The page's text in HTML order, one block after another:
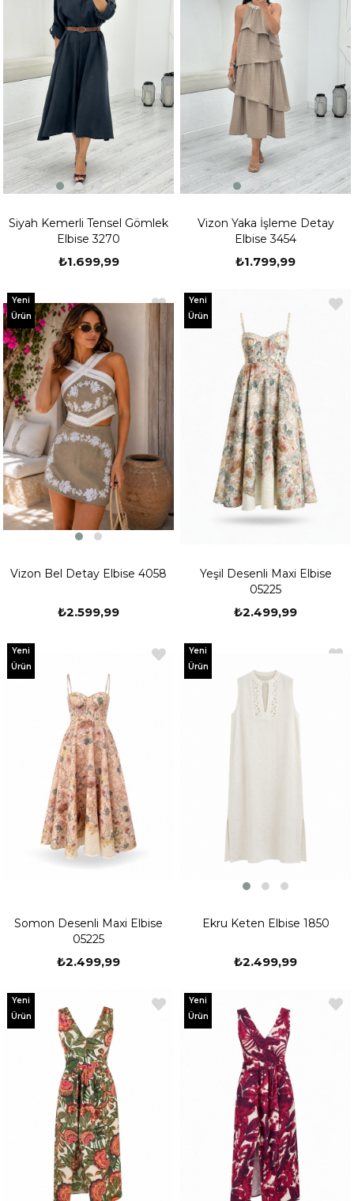
Siyah Kemerli Tensel Gömlek
Elbise 3270
₺1.699,99
Vizon Yaka İşleme Detay
Elbise 3454
₺1.799,99
Vizon Bel Detay Elbise 4058
₺2.599,99
Yeni
Ürün
Yeşil Desenli Maxi Elbise
05225
₺2.499,99
Yeni
Ürün
Somon Desenli Maxi Elbise
05225
₺2.499,99
Yeni
Ürün
Ekru Keten Elbise 1850
₺2.499,99
Yeni
Ürün
Yeni
Ürün
Yeni
Ürün